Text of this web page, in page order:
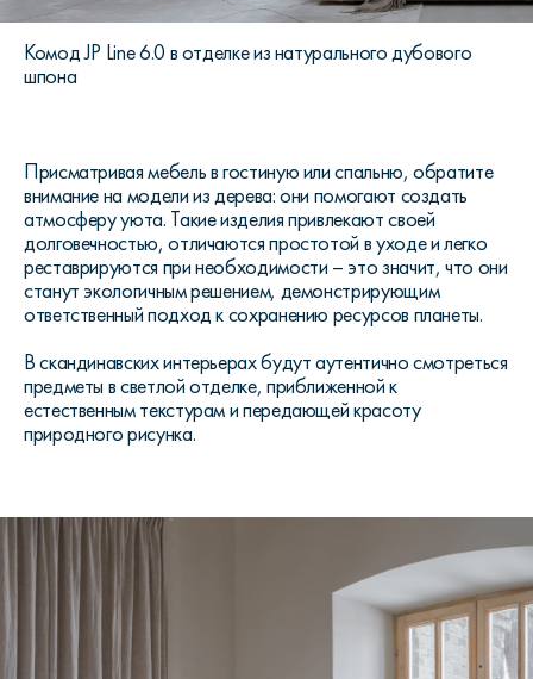
Комод JP Line 6.0 в отделке из натурального дубового
шпона
Присматривая мебель в гостиную или спальню, обратите
внимание на модели из дерева: они помогают создать
атмосферу уюта. Такие изделия привлекают своей
долговечностью, отличаются простотой в уходе и легко
реставрируются при необходимости – это значит, что они
станут экологичным решением, демонстрирующим
ответственный подход к сохранению ресурсов планеты.
В скандинавских интерьерах будут аутентично смотреться
предметы в светлой отделке, приближенной к
естественным текстурам и передающей красоту
природного рисунка.